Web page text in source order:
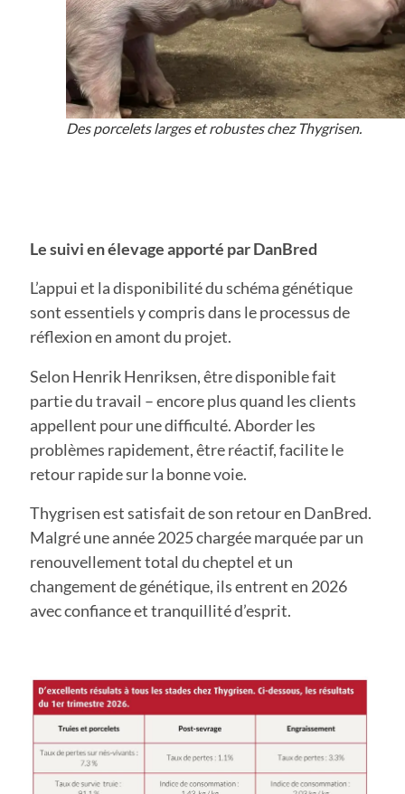
Des porcelets larges et robustes chez Thygrisen.
Le suivi en élevage apporté par DanBred
L’appui et la disponibilité du schéma génétique
sont essentiels y compris dans le processus de
réflexion en amont du projet.
Selon Henrik Henriksen, être disponible fait
partie du travail – encore plus quand les clients
appellent pour une difficulté. Aborder les
problèmes rapidement, être réactif, facilite le
retour rapide sur la bonne voie.
Thygrisen est satisfait de son retour en DanBred.
Malgré une année 2025 chargée marquée par un
renouvellement total du cheptel et un
changement de génétique, ils entrent en 2026
avec confiance et tranquillité d’esprit.